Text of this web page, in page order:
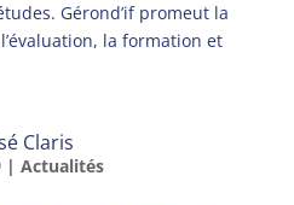
Gérond’if promeut la
la formation et
Claris
| Actualités